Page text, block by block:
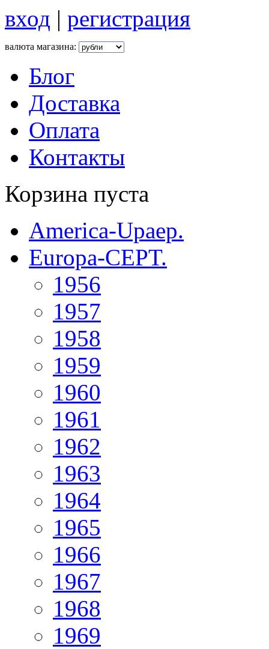
вход | регистрация
валюта магазина:
Блог
Доставка
Оплата
Контакты
Корзина пуста
America-Upaep.
Europa-CEPT.
1956
1957
1958
1959
1960
1961
1962
1963
1964
1965
1966
1967
1968
1969